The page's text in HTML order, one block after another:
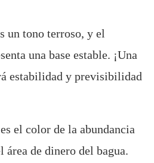
un tono terroso, y el
una base estable. ¡Una
estabilidad y previsibilidad
el color de la abundancia
área de dinero del bagua.